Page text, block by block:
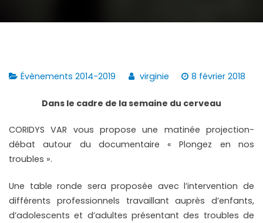
Évènements 2014-2019 virginie 8 février 2018
Dans le cadre de la semaine du cerveau
CORIDYS VAR vous propose une matinée projection-
débat autour du documentaire « Plongez en nos
troubles ».
Une table ronde sera proposée avec l’intervention de
différents professionnels travaillant auprès d’enfants,
d’adolescents et d’adultes présentant des troubles de